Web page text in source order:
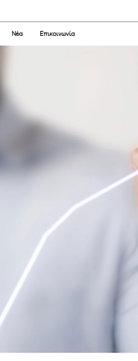
Νέα Επικοινωνία